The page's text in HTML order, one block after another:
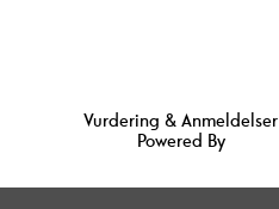
Vurdering & Anmeldelser
Powered By